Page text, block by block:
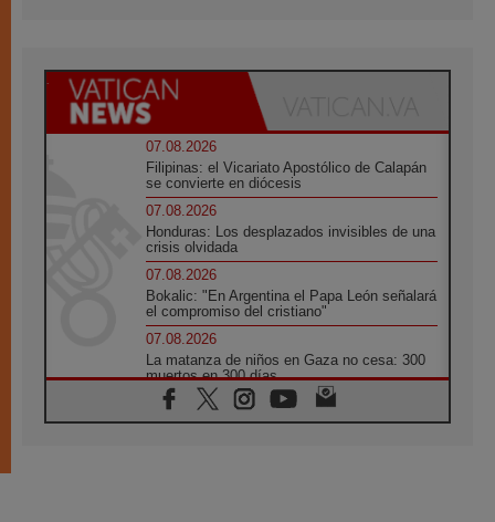
07.08.2026
Filipinas: el Vicariato Apostólico de Calapán
se convierte en diócesis
07.08.2026
Honduras: Los desplazados invisibles de una
crisis olvidada
07.08.2026
Bokalic: "En Argentina el Papa León señalará
el compromiso del cristiano"
07.08.2026
La matanza de niños en Gaza no cesa: 300
muertos en 300 días
07.08.2026
Tagle: La guerra desfigura el mundo, solo la